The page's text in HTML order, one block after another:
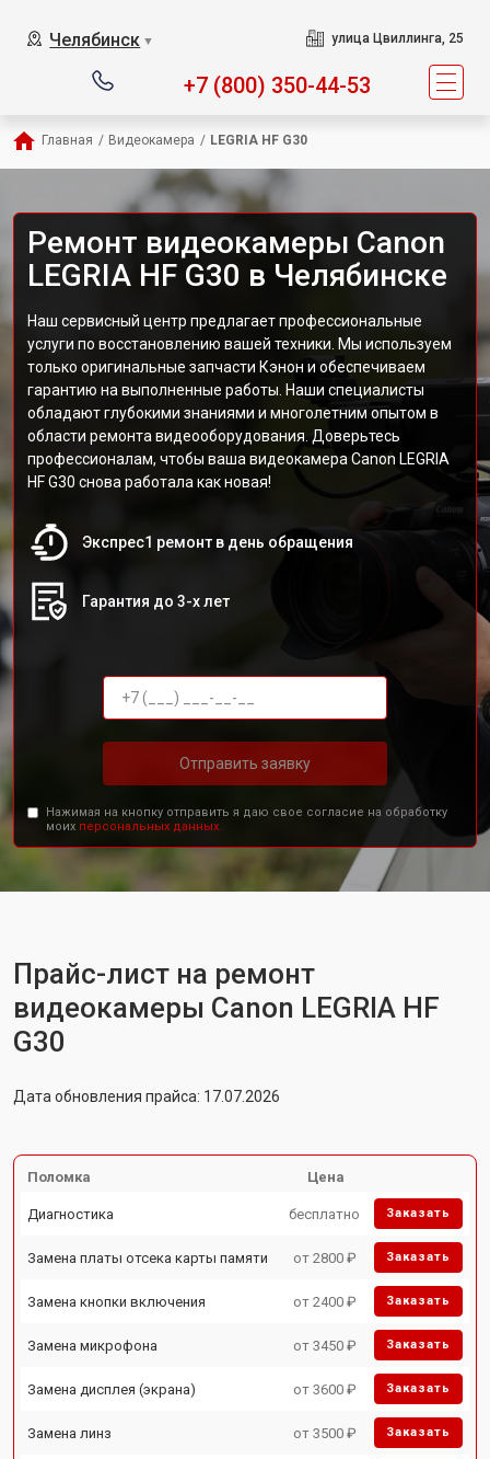
Челябинск ▼ улица Цвиллинга, 25
+7 (800) 350-44-53
Главная / Видеокамера / LEGRIA HF G30
Ремонт видеокамеры Canon
LEGRIA HF G30 в Челябинске
Наш сервисный центр предлагает профессиональные
услуги по восстановлению вашей техники. Мы используем
только оригинальные запчасти Кэнон и обеспечиваем
гарантию на выполненные работы. Наши специалисты
обладают глубокими знаниями и многолетним опытом в
области ремонта видеооборудования. Доверьтесь
профессионалам, чтобы ваша видеокамера Canon LEGRIA
HF G30 снова работала как новая!
Экспрес1 ремонт в день обращения
Гарантия до 3-х лет
Отправить заявку
Нажимая на кнопку отправить я даю свое согласие на обработку
моих персональных данных.
Прайс-лист на ремонт
видеокамеры Canon LEGRIA HF
G30
Дата обновления прайса: 17.07.2026
Поломка Цена
Диагностика бесплатно Заказать
Замена платы отсека карты памяти от 2800 ₽ Заказать
Замена кнопки включения от 2400 ₽ Заказать
Замена микрофона от 3450 ₽ Заказать
Замена дисплея (экрана) от 3600 ₽ Заказать
Замена линз от 3500 ₽ Заказать